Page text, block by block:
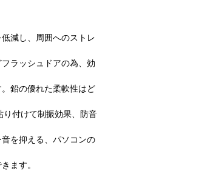
減し、周囲へのストレ
ラッシュドアの為、効
鉛の優れた柔軟性はど
り付けて制振効果、防音
を抑える、パソコンの
ます。